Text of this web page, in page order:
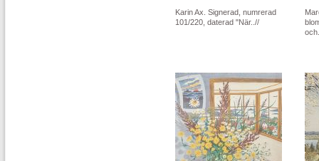
Karin Ax. Signerad, numrerad
101/220, daterad "När..//